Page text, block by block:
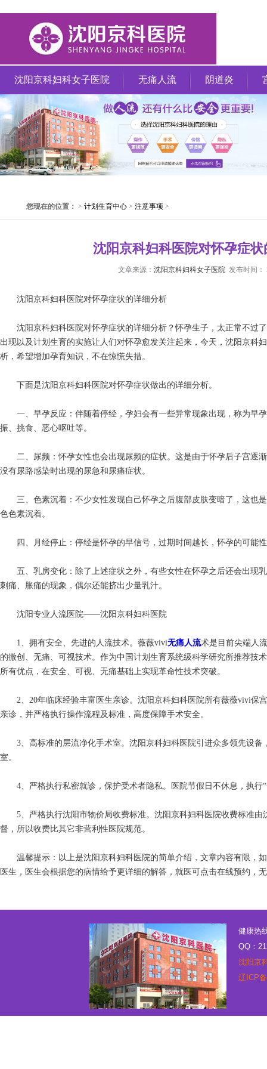
沈阳京科妇科女子医院 无痛人流 阴道炎
您现在的位置： > 计划生育中心 > 注意事项 >
沈阳京科妇科医院对怀孕症
文章来源： 沈阳京科妇科女子医院发布时间：
沈阳京科妇科医院对怀孕症状的详细分析
沈阳京科妇科医院对怀孕症状的详细分析？怀孕生子，太正常不过
出现以及计划生育的实施让人们对怀孕愈发关注起来，今天，沈阳京科
析，希望增加孕育知识，不在惊慌失措。
下面是沈阳京科妇科医院对怀孕症状做出的详细分析。
一、早孕反应：伴随着停经，孕妇会有一些异常现象出现，称为早
振、挑食、恶心呕吐等。
二、尿频：怀孕女性也会出现尿频的症状。这是由于怀孕后子宫逐
没有尿路感染时出现的尿急和尿痛症状。
三、色素沉着：不少女性发现自己怀孕之后腹部皮肤变暗了，这也
色色素沉着。
四、月经停止：停经是怀孕的早信号，过期时间越长，怀孕的可能
五、乳房变化：除了上述症状之外，有些女性在怀孕之后还会出现
刺痛、胀痛的现象，偶尔还能挤出少量乳汁。
沈阳专业人流医院——沈阳京科妇科医院
1、拥有安全、先进的人流技术。薇薇vivi无痛人流术是目前尖端人
的微创、无痛、可视技术。作为中国计划生育系统级科学研究所推荐技
所有优点，在安全、可视、无痛基础上实现革命性技术突破。
2、20年临床经验丰富医生亲诊。沈阳京科妇科医院所有薇薇vivi保
亲诊，并严格执行操作流程及标准，高度保障手术安全。
3、高标准的层流净化手术室。沈阳京科妇科医院引进众多领先设备
室。
4、严格执行私密就诊，保护受术者隐私。医院节假日不休息，执行“
5、严格执行沈阳市物价局收费标准。沈阳京科妇科医院收费标准由
督，所以收费比其它非营利性医院规范。
温馨提示：以上是沈阳京科妇科医院的简单介绍，文章内容有限，
医生，医生会根据您的病情给予更详细的解答，就医可点击在线预约，
健康热
QQ：
沈阳京
辽ICP